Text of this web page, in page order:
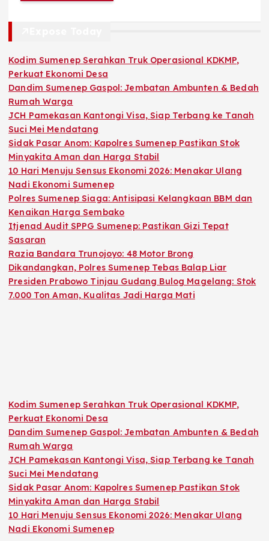
Kodim Sumenep Serahkan Truk Operasional KDKMP,
Perkuat Ekonomi Desa
Dandim Sumenep Gaspol: Jembatan Ambunten & Bedah
Rumah Warga
JCH Pamekasan Kantongi Visa, Siap Terbang ke Tanah
Suci Mei Mendatang
Sidak Pasar Anom: Kapolres Sumenep Pastikan Stok
Minyakita Aman dan Harga Stabil
10 Hari Menuju Sensus Ekonomi 2026: Menakar Ulang
Nadi Ekonomi Sumenep
Polres Sumenep Siaga: Antisipasi Kelangkaan BBM dan
Kenaikan Harga Sembako
Itjenad Audit SPPG Sumenep: Pastikan Gizi Tepat
Sasaran
Razia Bandara Trunojoyo: 48 Motor Brong
Dikandangkan, Polres Sumenep Tebas Balap Liar
Presiden Prabowo Tinjau Gudang Bulog Magelang: Stok
7.000 Ton Aman, Kualitas Jadi Harga Mati
Kodim Sumenep Serahkan Truk Operasional KDKMP,
Perkuat Ekonomi Desa
Dandim Sumenep Gaspol: Jembatan Ambunten & Bedah
Rumah Warga
JCH Pamekasan Kantongi Visa, Siap Terbang ke Tanah
Suci Mei Mendatang
Sidak Pasar Anom: Kapolres Sumenep Pastikan Stok
Minyakita Aman dan Harga Stabil
10 Hari Menuju Sensus Ekonomi 2026: Menakar Ulang
Nadi Ekonomi Sumenep